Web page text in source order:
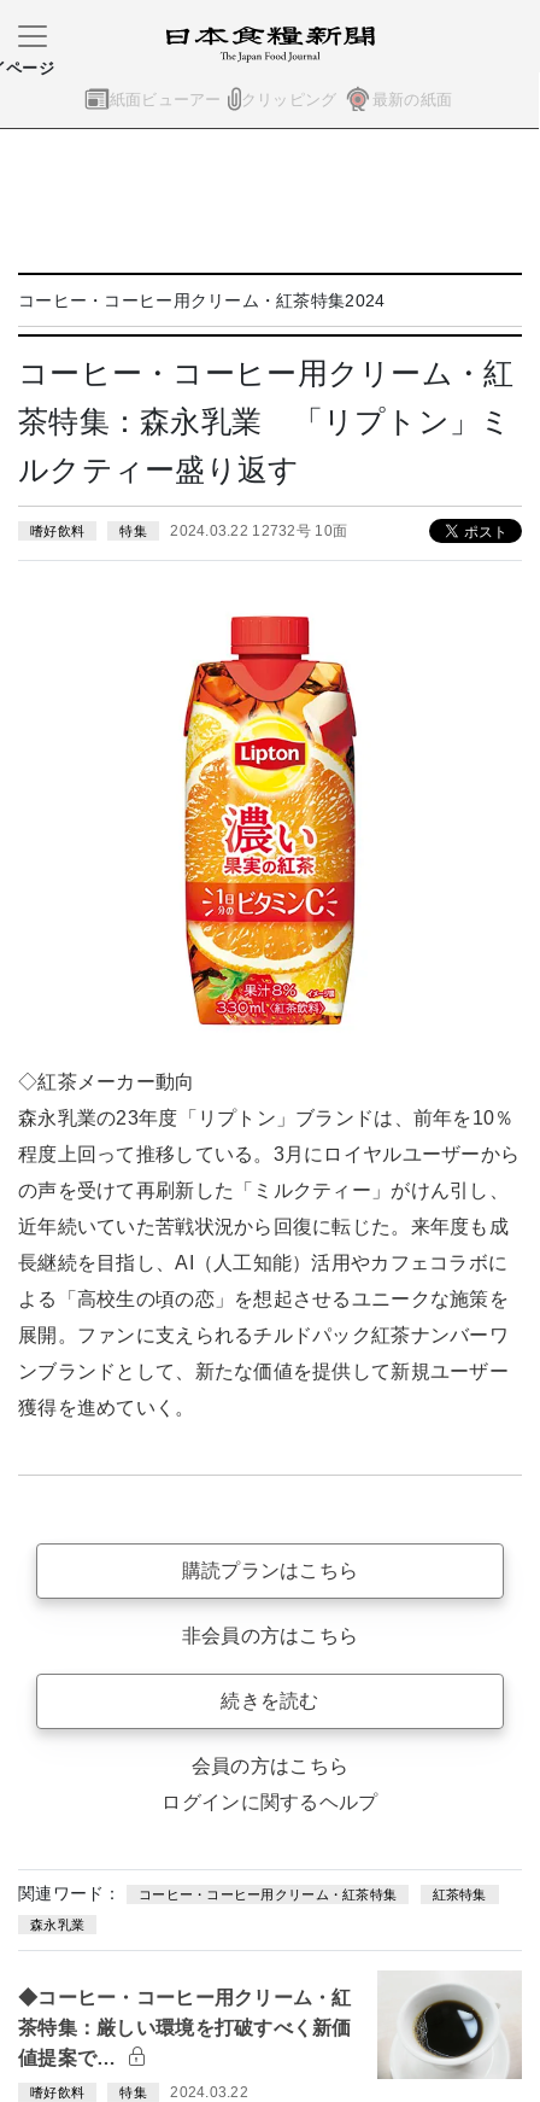
紙面ビューアー クリッピング 最新の紙面
ページ
コーヒー・コーヒー用クリーム・紅茶特集2024
コーヒー・コーヒー用クリーム・紅
茶特集：森永乳業 「リプトン」ミ
ルクティー盛り返す
嗜好飲料 特集 2024.03.22 12732号 10面
◇紅茶メーカー動向
森永乳業の23年度「リプトン」ブランドは、前年を10％
程度上回って推移している。3月にロイヤルユーザーから
の声を受けて再刷新した「ミルクティー」がけん引し、
近年続いていた苦戦状況から回復に転じた。来年度も成
長継続を目指し、AI（人工知能）活用やカフェコラボに
よる「高校生の頃の恋」を想起させるユニークな施策を
展開。ファンに支えられるチルドパック紅茶ナンバーワ
ンブランドとして、新たな価値を提供して新規ユーザー
獲得を進めていく。
購読プランはこちら
非会員の方はこちら
続きを読む
会員の方はこちら
ログインに関するヘルプ
関連ワード： コーヒー・コーヒー用クリーム・紅茶特集 紅茶特集
森永乳業
◆コーヒー・コーヒー用クリーム・紅
茶特集：厳しい環境を打破すべく新価
値提案で…
嗜好飲料 特集 2024.03.22